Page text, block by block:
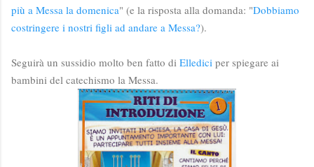
più a Messa la domenica" (e la risposta alla domanda: "Dobbiamo
costringere i nostri figli ad andare a Messa?).
Seguirà un sussidio molto ben fatto di Elledici per spiegare ai
bambini del catechismo la Messa.